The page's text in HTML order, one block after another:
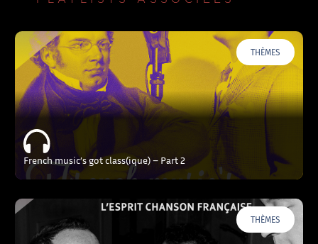
THÈMES
French music’s got class(ique) – Part 2
THÈMES